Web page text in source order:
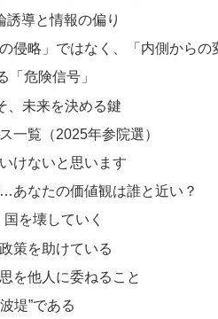
誘導と情報の偏り
侵略」ではなく、「内側からの
「危険信号」
、未来を決める鍵
一覧（2025年参院選）
けないと思います
あなたの価値観は誰と近い？
を壊していく
策を助けている
を他人に委ねること
堤”である